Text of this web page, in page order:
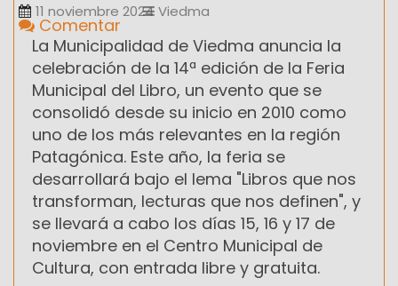
11 noviembre 2024 Viedma
Comentar
La Municipalidad de Viedma anuncia la
celebración de la 14ª edición de la Feria
Municipal del Libro, un evento que se
consolidó desde su inicio en 2010 como
uno de los más relevantes en la región
Patagónica. Este año, la feria se
desarrollará bajo el lema "Libros que nos
transforman, lecturas que nos definen", y
se llevará a cabo los días 15, 16 y 17 de
noviembre en el Centro Municipal de
Cultura, con entrada libre y gratuita.